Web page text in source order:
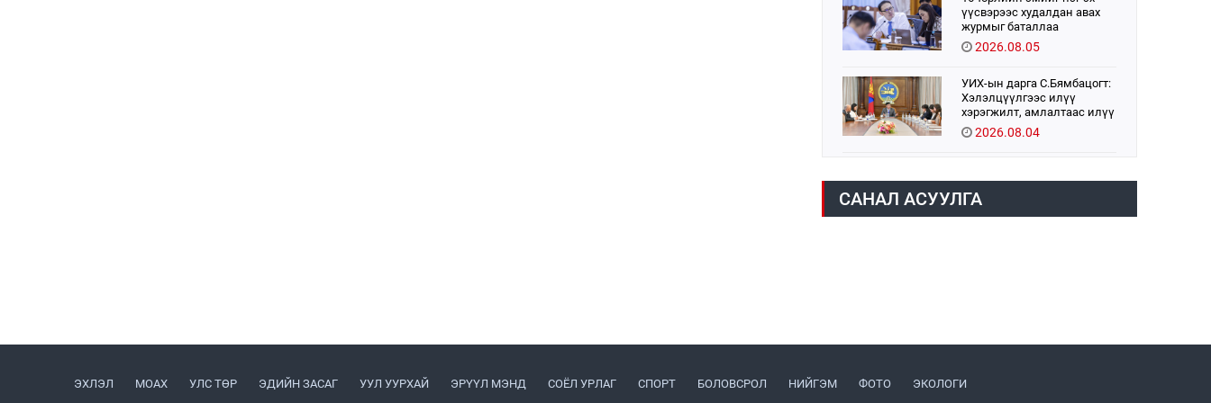
үүсвэрээс худалдан авах
журмыг баталлаа
2026.08.05
УИХ-ын дарга С.Бямбацогт:
Хэлэлцүүлгээс илүү
хэрэгжилт, амлалтаас илүү
бодит үр дүн чухал
2026.08.04
1,439.2 кг үнэт металл
худалдан авлаа
2026.08.05
ийн 12,13, 14-р хорооны үер,
САНАЛ АСУУЛГА
ЭХЛЭЛ МОАХ УЛС ТӨР ЭДИЙН ЗАСАГ УУЛ УУРХАЙ ЭРҮҮЛ МЭНД СОЁЛ УРЛАГ СПОРТ БОЛОВСРОЛ НИЙГЭМ ФОТО ЭКОЛОГИ